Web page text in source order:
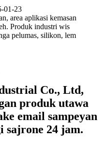
01-23
area aplikasi kemasan
Produk industri wis
pelumas, silikon, lem
Co., Ltd,
produk utawa
email sampeyan
sajrone 24 jam.